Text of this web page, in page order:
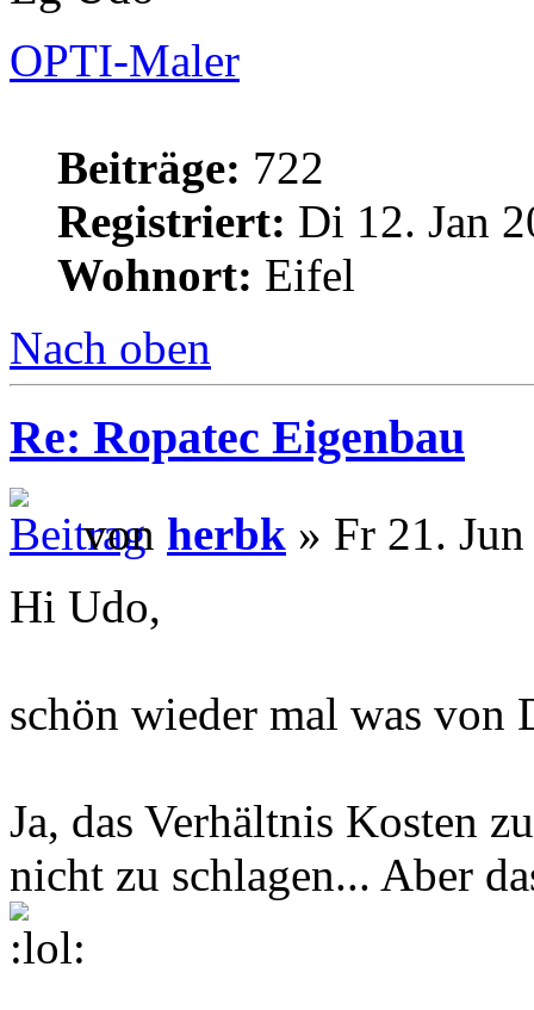
OPTI-Maler
Beiträge: 722
Registriert: Di 12. Jan
Wohnort: Eifel
Nach oben
Re: Ropatec Eigenbau
von herbk » Fr 21.
Hi Udo,
schön wieder mal was von
Ja, das Verhältnis Kosten
nicht zu schlagen... Aber